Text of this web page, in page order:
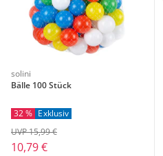
solini
Bälle 100 Stück
32 % Exklusiv
10,79 €
UVP 15,99 €